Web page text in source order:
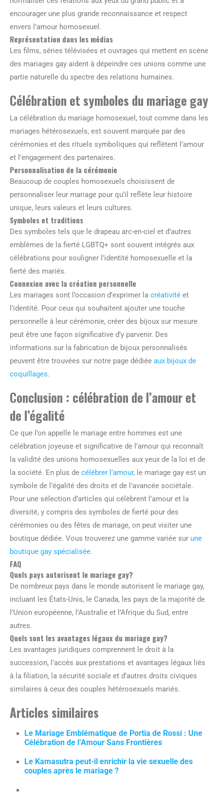
encourager une plus grande reconnaissance et respect
envers l’amour homosexuel.
Représentation dans les médias
Les films, séries télévisées et ouvrages qui mettent en scène
des mariages gay aident à dépeindre ces unions comme une
partie naturelle du spectre des relations humaines.
Célébration et symboles du mariage gay
La célébration du mariage homosexuel, tout comme dans les
mariages hétérosexuels, est souvent marquée par des
cérémonies et des rituels symboliques qui reflètent l’amour
et l’engagement des partenaires.
Personnalisation de la cérémonie
Beaucoup de couples homosexuels choisissent de
personnaliser leur mariage pour qu’il reflète leur histoire
unique, leurs valeurs et leurs cultures.
Symboles et traditions
Des symboles tels que le drapeau arc-en-ciel et d’autres
emblèmes de la fierté LGBTQ+ sont souvent intégrés aux
célébrations pour souligner l’identité homosexuelle et la
fierté des mariés.
Connexion avec la création personnelle
Les mariages sont l’occasion d’exprimer la créativité et
l’identité. Pour ceux qui souhaitent ajouter une touche
personnelle à leur cérémonie, créer des bijoux sur mesure
peut être une façon significative d’y parvenir. Des
informations sur la fabrication de bijoux personnalisés
peuvent être trouvées sur notre page dédiée aux bijoux de
coquillages.
Conclusion : célébration de l’amour et
de l’égalité
Ce que l’on appelle le mariage entre hommes est une
célébration joyeuse et significative de l’amour qui reconnaît
la validité des unions homosexuelles aux yeux de la loi et de
la société. En plus de célébrer l’amour, le mariage gay est un
symbole de l’égalité des droits et de l’avancée sociétale.
Pour une sélection d’articles qui célèbrent l’amour et la
diversité, y compris des symboles de fierté pour des
cérémonies ou des fêtes de mariage, on peut visiter une
boutique dédiée. Vous trouverez une gamme variée sur une
boutique gay spécialisée.
FAQ
Quels pays autorisent le mariage gay?
De nombreux pays dans le monde autorisent le mariage gay,
incluant les États-Unis, le Canada, les pays de la majorité de
l’Union européenne, l’Australie et l’Afrique du Sud, entre
autres.
Quels sont les avantages légaux du mariage gay?
Les avantages juridiques comprennent le droit à la
succession, l’accès aux prestations et avantages légaux liés
à la filiation, la sécurité sociale et d’autres droits civiques
similaires à ceux des couples hétérosexuels mariés.
Articles similaires
Le Mariage Emblématique de Portia de Rossi : Une
Célébration de l’Amour Sans Frontières
Le Kamasutra peut-il enrichir la vie sexuelle des
couples après le mariage ?